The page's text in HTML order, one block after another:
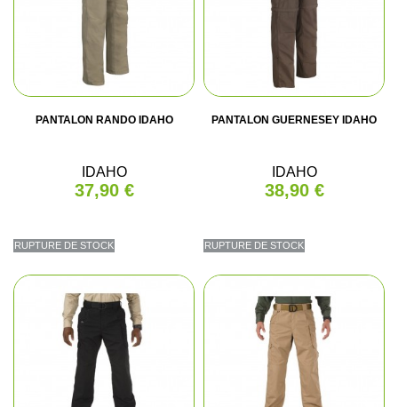
PANTALON RANDO IDAHO
IDAHO
37,90 €
RUPTURE DE STOCK
PANTALON GUERNESEY IDAHO
IDAHO
38,90 €
RUPTURE DE STOCK